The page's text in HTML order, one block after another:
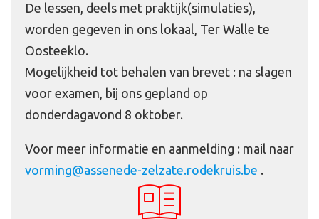
De lessen, deels met praktijk(simulaties),
worden gegeven in ons lokaal, Ter Walle te
Oosteeklo.
Mogelijkheid tot behalen van brevet : na slagen
voor examen, bij ons gepland op
donderdagavond 8 oktober.
Voor meer informatie en aanmelding : mail naar
vorming@assenede-zelzate.rodekruis.be .